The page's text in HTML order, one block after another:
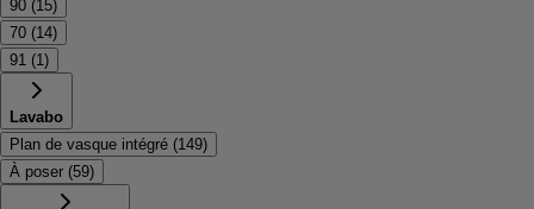
90 (15)
70 (14)
91 (1)
Lavabo
Plan de vasque intégré (149)
À poser (59)